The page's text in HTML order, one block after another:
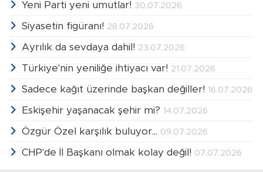
Yeni Parti yeni umutlar! 30.07.2026
Siyasetin figüranı! 28.07.2026
Ayrılık da sevdaya dahil! 23.07.2026
Türkiye'nin yeniliğe ihtiyacı var! 21.07.2026
Sadece kağıt üzerinde başkan değiller! 16.07.2026
Eskişehir yaşanacak şehir mi? 14.07.2026
Özgür Özel karşılık buluyor... 09.07.2026
CHP'de İl Başkanı olmak kolay değil! 07.07.2026